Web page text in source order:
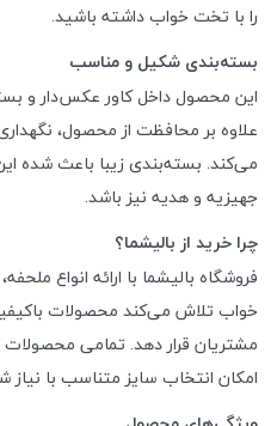
را با تخت خواب داشته باشید.
بسته‌بندی شکیل و مناسب
این محصول داخل کاور عکس‌دار و
علاوه بر محافظت از محصول،
می‌کند. بسته‌بندی زیبا باعث شده
جهیزیه و هدیه نیز باشد.
چرا خرید از بالیشما؟
فروشگاه بالیشما با ارائه انواع
خواب تلاش می‌کند محصولات
مشتریان قرار دهد. تمامی
امکان انتخاب سایز متناسب با نیاز